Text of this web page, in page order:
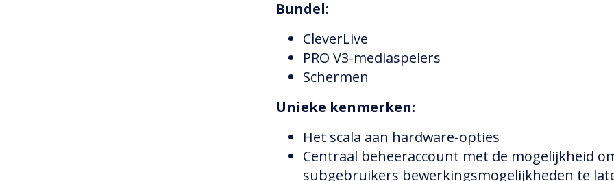
Bundel:
CleverLive
PRO V3-mediaspelers
Schermen
Unieke kenmerken:
Het scala aan hardware-opties
Centraal beheeraccount met de mogelijkheid
subgebruikers bewerkingsmogelijkheden te